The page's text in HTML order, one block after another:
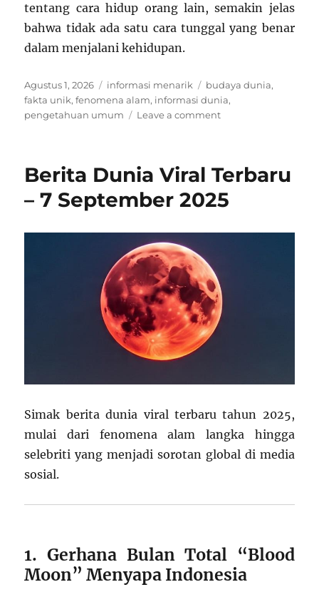
tentang cara hidup orang lain, semakin jelas
bahwa tidak ada satu cara tunggal yang benar
dalam menjalani kehidupan.
Posted
on
Agustus 1, 2026 Categories
informasi menarik Tags
budaya dunia,
fakta unik,fenomena alam, informasi dunia,
pengetahuan umum
Leave a commenton
Berbagai
Dunia
Jarang
Berita Dunia Viral Terbaru
– 7 September 2025
Simak berita dunia viral terbaru tahun 2025,
mulai dari fenomena alam langka hingga
selebriti yang menjadi sorotan global di media
sosial.
1. Gerhana Bulan Total “Blood
Moon” Menyapa Indonesia